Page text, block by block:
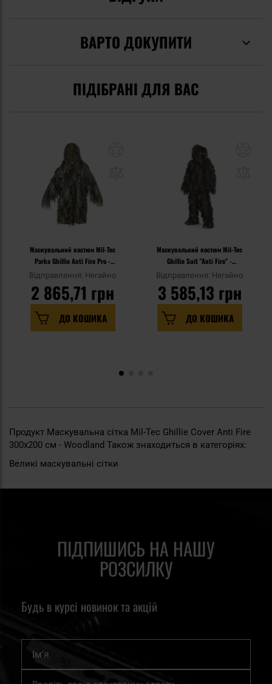
ВАРТО ДОКУПИТИ
ПІДІБРАНІ ДЛЯ ВАС
Маскувальний костюм Mil-Tec
Parka Ghillie Anti Fire Pro -
Woodland
Відправлення: Негайно
2 865,71 грн
ДО КОШИКА
Маскувальний костюм Mil-Tec
Ghillie Suit "Anti Fire" -
Woodland
Відправлення: Негайно
3 585,13 грн
ДО КОШИКА
Продукт Маскувальна сітка Mil-Tec Ghillie Cover Anti Fire
300x200 см - Woodland Також знаходиться в категоріях:
Великі маскувальні сітки
ПІДПИШИСЬ НА НАШУ
РОЗСИЛКУ
Будь в курсі новинок та акцій
Підпишіться